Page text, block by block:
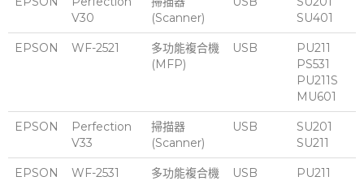
V30
(Scanner)
SU401
EPSON WF-2521
多功能複合機
(MFP)
USB
PU211
PS531
PU211S
MU601
EPSON
Perfection
V33
掃描器
(Scanner)
USB
SU201
SU211
EPSON WF-2531
多功能複合機
USB
PU211